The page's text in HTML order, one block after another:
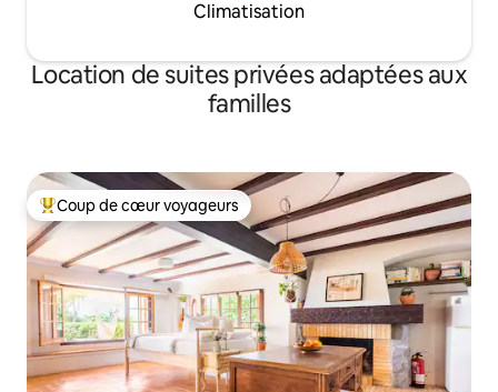
Climatisation
Location de suites privées adaptées aux
familles
Coups de cœur voyageurs les plus appréciés
Coup de cœur voyageurs